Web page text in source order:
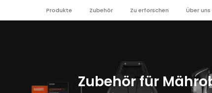
Produkte Zubehör Zu erforschen Über uns
Zubehör für